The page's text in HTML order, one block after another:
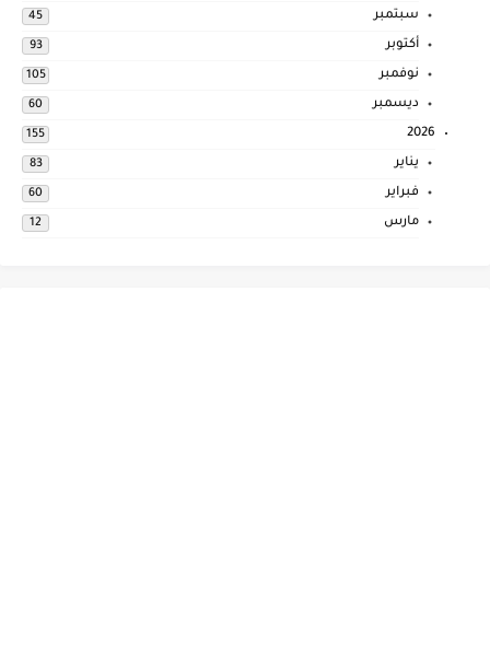
سبتمبر 45
أكتوبر 93
نوفمبر 105
ديسمبر 60
2026
155
يناير 83
فبراير 60
مارس 12